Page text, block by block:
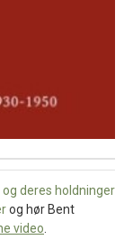
deres holdninger
og hør Bent
video